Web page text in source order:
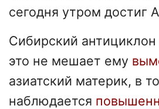
сегодня утром достиг
Сибирский антициклон
это не мешает ему
азиатский материк, в
наблюдается